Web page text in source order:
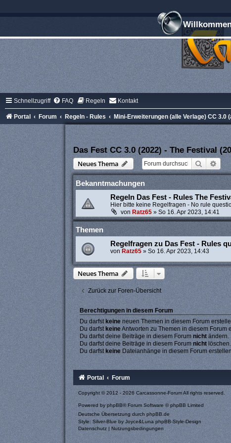
Schnellzugriff FAQ Regeln Kontakt
Portal Forum Regeln - Rules Mini-Erweiterungen (alle Verlage) CC
Das Fest CC 3.0 (2022) - The Festival
Neues Thema
Suche
Bekanntmachungen
Regeln Das Fest - Rules The
Hier bitte keine Regelfragen - No rule
von Ratz65» So 16. Apr 2023, 14:41
Themen
Regelfragen zu Das Fest - Rules
von Ratz65» So 16. Apr 2023, 14:43
Neues Thema
Zurück zur Foren-Übersicht
Berechtigungen in diesem Forum
Du darfstkeineneuen Themen in diesem Forum
Du darfst keineAntworten zu Themen in diesem Forum
Du darfst deine Beiträge in diesem Forumnichtändern.
Du darfst deine Beiträge in diesem Forum nichtlöschen.
Du darfst keineDateianhänge in diesem Forum
Portal Forum
Copyright © 2012 - 2026 Carcassonne-Forum All rights reserved.
Powered by phpBB® Forum Software © phpBB Limited
Deutsche Übersetzung durch phpBB.de
Style: Silver-Blue by Joyce&Luna phpBB-Style-Design
Datenschutz | Nutzungsbedingungen